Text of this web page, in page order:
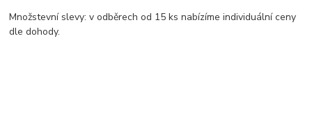
Množstevní slevy: v odběrech od 15 ks nabízíme individuální ceny
dle dohody.